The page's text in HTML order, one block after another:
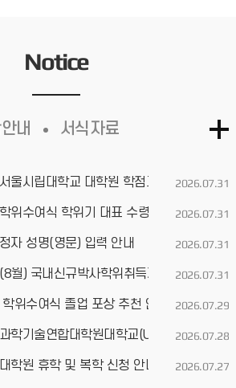
Notice
울시립대학교 대학원 학점교류 안내2026.07.31
위수여식 학위기 대표 수령 희망자(석사)
2026.07.31
자 성명(영문) 입력 안내 2026.07.31
월) 국내신규박사학위취득자조사 안내
2026.07.31
위수여식 졸업 포상 추천 안내 2026.07.29
학기술연합대학원대학교(UST) 학점교류
2026.07.28
학원 휴학 및 복학 신청 안내 2026.07.27
내 서식자료